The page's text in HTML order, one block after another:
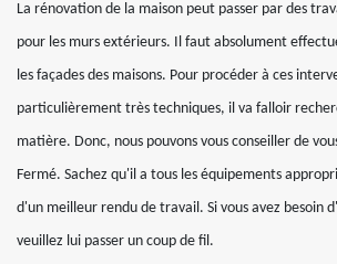
La rénovation de la maison peut passer par des
pour les murs extérieurs. Il faut absolument
les façades des maisons. Pour procéder à ces
particulièrement très techniques, il va falloir
matière. Donc, nous pouvons vous conseiller de
Fermé. Sachez qu'il a tous les équipements
d'un meilleur rendu de travail. Si vous avez besoin
veuillez lui passer un coup de fil.